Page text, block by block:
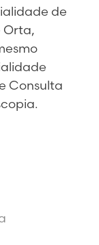
de
Orta,
Consulta